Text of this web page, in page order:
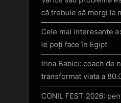
că trebuie să mergi la
Cele mai interesante
le poți face în Egipt
Irina Babici: coach de
transformat viata a
CONIL FEST 2026: